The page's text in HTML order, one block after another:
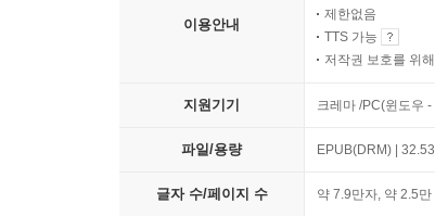
이용안내
제한없음
TTS 가능
저작권 보호를 위
지원기기 크레마 /PC(윈도우
파일/용량 EPUB(DRM) |
글자 수/페이지 수 약 7.9만자, 약 2.5